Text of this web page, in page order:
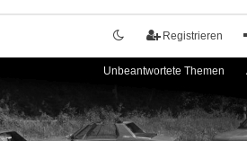
Registrieren
Unbeantwortete Themen